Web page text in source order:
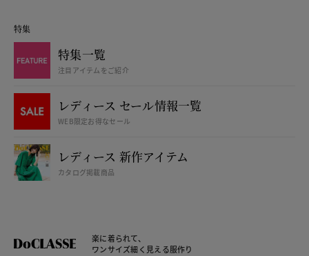
特集
特集一覧
注目アイテムをご紹介
レディース セール情報一覧
WEB限定お得なセール
レディース 新作アイテム
カタログ掲載商品
楽に着られて、
ワンサイズ細く見える服作り